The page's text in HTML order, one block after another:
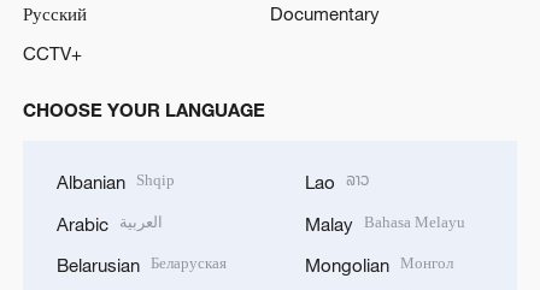
Русский
Documentary
CCTV+
CHOOSE YOUR LANGUAGE
Albanian Shqip
Arabic العربية
Belarusian Беларуская
Lao ລາວ
Malay Bahasa Melayu
Mongolian Монгол